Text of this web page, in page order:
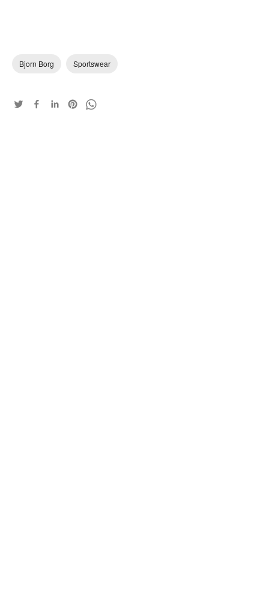
Bjorn Borg Sportswear